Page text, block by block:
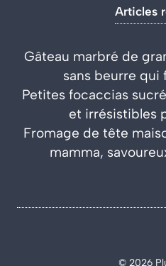
Articles
Gâteau marbré de
sans beurre qui
Petites focaccias
et irrésistibles
Fromage de tête
mamma,
© 2026